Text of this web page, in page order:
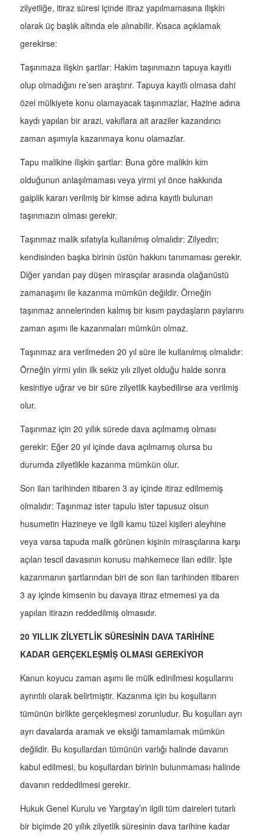
zilyetliğe, itiraz süresi içinde itiraz yapılmamasına ilişkin
olarak üç başlık altında ele alınabilir. Kısaca açıklamak
gerekirse:
Taşınmaza ilişkin şartlar: Hakim taşınmazın tapuya kayıtlı
olup olmadığını re’sen araştırır. Tapuya kayıtlı olmasa dahi
özel mülkiyete konu olamayacak taşınmazlar, Hazine adına
kaydı yapılan bir arazi, vakıflara ait araziler kazandırıcı
zaman aşımıyla kazanmaya konu olamazlar.
Tapu malikine ilişkin şartlar: Buna göre malikin kim
olduğunun anlaşılmaması veya yirmi yıl önce hakkında
gaiplik kararı verilmiş bir kimse adına kayıtlı bulunan
taşınmazın olması gerekir.
Taşınmaz malik sıfatıyla kullanılmış olmalıdır: Zilyedin;
kendisinden başka birinin üstün hakkını tanımaması gerekir.
Diğer yandan pay düşen mirasçılar arasında olağanüstü
zamanaşımı ile kazanma mümkün değildir. Örneğin
taşınmaz annelerinden kalmış bir kısım paydaşların paylarını
zaman aşımı ile kazanmaları mümkün olmaz.
Taşınmaz ara verilmeden 20 yıl süre ile kullanılmış olmalıdır:
Örneğin yirmi yılın ilk sekiz yılı zilyet olduğu halde sonra
kesintiye uğrar ve bir süre zilyetlik kaybedilirse ara verilmiş
olur.
Taşınmaz için 20 yıllık sürede dava açılmamış olması
gerekir: Eğer 20 yıl içinde dava açılmamış olursa bu
durumda zilyetlikle kazanma mümkün olur.
Son ilan tarihinden itibaren 3 ay içinde itiraz edilmemiş
olmalıdır: Taşınmaz ister tapulu ister tapusuz olsun
husumetin Hazineye ve ilgili kamu tüzel kişileri aleyhine
veya varsa tapuda malik görünen kişinin mirasçılarına karşı
açılan tescil davasının konusu mahkemece ilan edilir. İşte
kazanmanın şartlarından biri de son ilan tarihinden itibaren
3 ay içinde kimsenin bu davaya itiraz etmemesi ya da
yapılan itirazın reddedilmiş olmasıdır.
20 YILLIK ZİLYETLİK SÜRESİNİN DAVA TARİHİNE
KADAR GERÇEKLEŞMİŞ OLMASI GEREKİYOR
Kanun koyucu zaman aşımı ile mülk edinilmesi koşullarını
ayrıntılı olarak belirtmiştir. Kazanma için bu koşulların
tümünün birlikte gerçekleşmesi zorunludur. Bu koşulları ayrı
ayrı davalarda aramak ve eksiği tamamlamak mümkün
değildir. Bu koşullardan tümünün varlığı halinde davanın
kabul edilmesi, bu koşullardan birinin bulunmaması halinde
davanın reddedilmesi gerekir.
Hukuk Genel Kurulu ve Yargıtay’ın ilgili tüm daireleri tutarlı
bir biçimde 20 yıllık zilyetlik süresinin dava tarihine kadar